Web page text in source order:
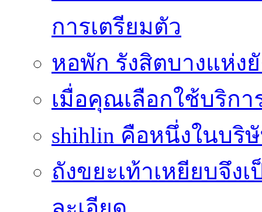
การเตรียมตัว
หอพัก รังสิตบางแห่ง
เมื่อคุณเลือกใช้บริก
shihlin คือหนึ่งในบริ
ถังขยะเท้าเหยียบจึง